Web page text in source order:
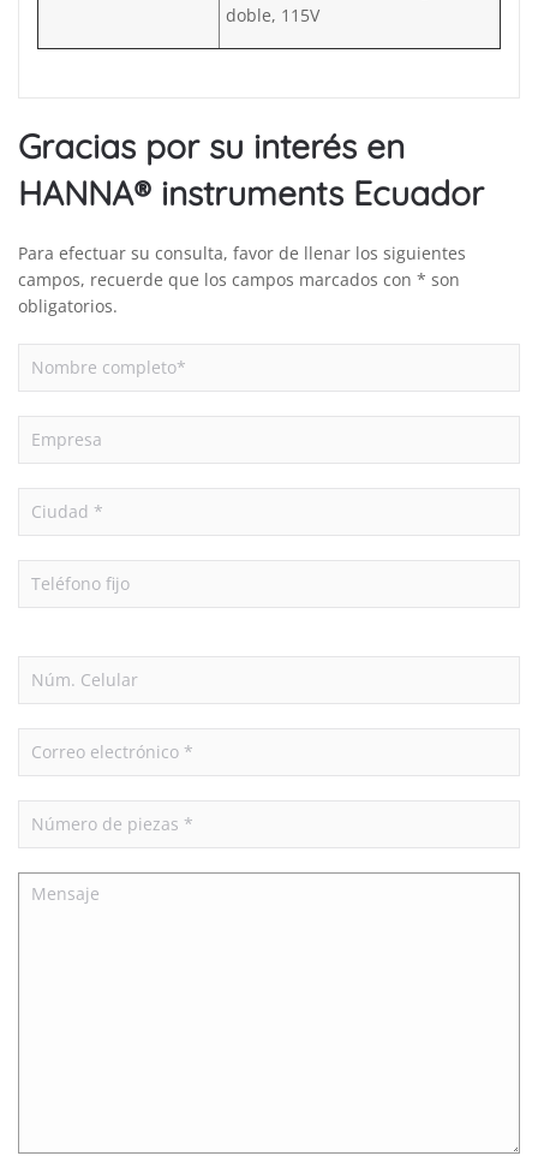
doble, 115V
Gracias por su interés en
HANNA® instruments Ecuador
Para efectuar su consulta, favor de llenar los siguientes
campos, recuerde que los campos marcados con * son
obligatorios.